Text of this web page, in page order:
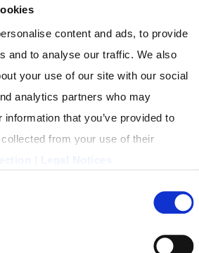
content and ads, to provide
and to analyse our traffic. We also
your use of our site with our social
analytics partners who may
that you’ve provided to
from your use of their
Behauptungen und
welche Aussagen stimmen,
und worauf es in der Praxis
IM FAKTENCHECK